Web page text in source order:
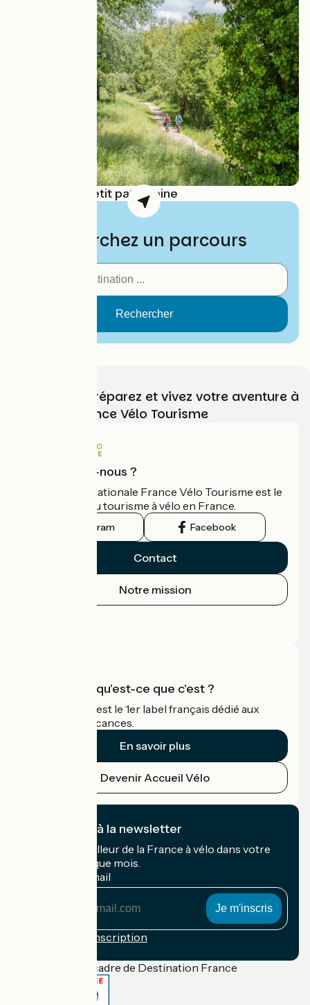
🌱 Nature et petit patrimoine
Recherchez un parcours
Choisissez, préparez et vivez votre aventure à
vélo avec France Vélo Tourisme
Qui sommes-nous ?
L'association nationale France Vélo Tourisme est le
guide officiel du tourisme à vélo en France.
Instagram Facebook
Contact
Notre mission
Accueil Vélo qu'est-ce que c'est ?
Accueil Vélo c'est le 1er label français dédié aux
cyclistes en vacances.
En savoir plus
Devenir Accueil Vélo
Je m'abonne à la newsletter
Recevez le meilleur de la France à vélo dans votre
boîte mail chaque mois.
Mon adresse mail
Conditions d'inscription
Financé dans le cadre de Destination France